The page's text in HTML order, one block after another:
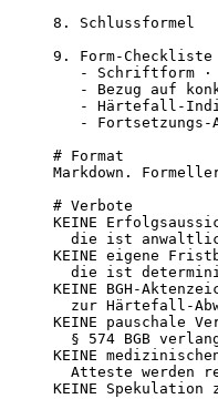
8. Schlussformel
9. Form-Checkliste
- Schriftform
- Bezug auf
- Härtefall-
- Fortsetzungs-
# Format
Markdown.
# Verbote
KEINE
die ist
KEINE eigene
die ist
KEINE BGH-
zur Härtefall-
KEINE pauschale
§ 574 BGB
KEINE
Atteste werden
KEINE